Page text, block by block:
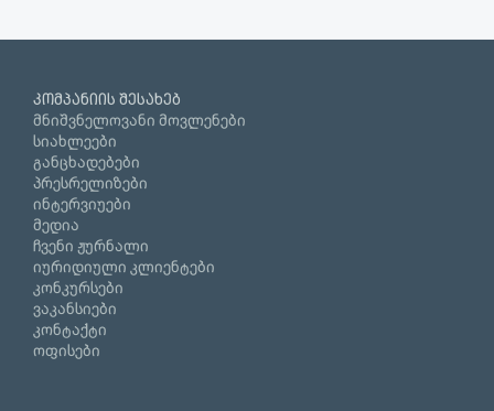
კომპანიის შესახებ
მნიშვნელოვანი მოვლენები
სიახლეები
განცხადებები
პრესრელიზები
ინტერვიუები
მედია
ჩვენი ჟურნალი
იურიდიული კლიენტები
კონკურსები
ვაკანსიები
კონტაქტი
ოფისები